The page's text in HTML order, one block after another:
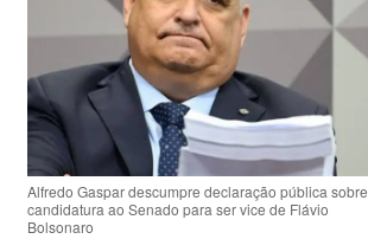
Alfredo Gaspar descumpre declaração pública sobre
candidatura ao Senado para ser vice de Flávio
Bolsonaro